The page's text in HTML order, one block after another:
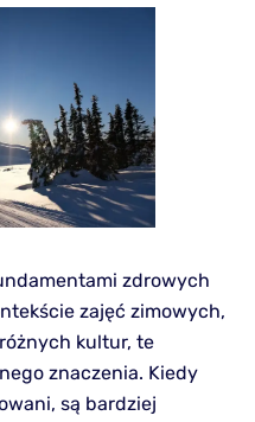
zdrowych
zajęć zimowych,
kultur, te
znaczenia. Kiedy
są bardziej